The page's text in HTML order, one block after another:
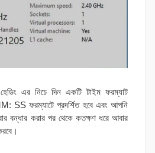
এর নিচে দিন একটি টাইম ফরম্যাট
SS ফরম্যাটে প্রদর্শিত হবে এবং আপনি
বন্ধার করার পর থেকে কতক্ষণ ধরে আবার